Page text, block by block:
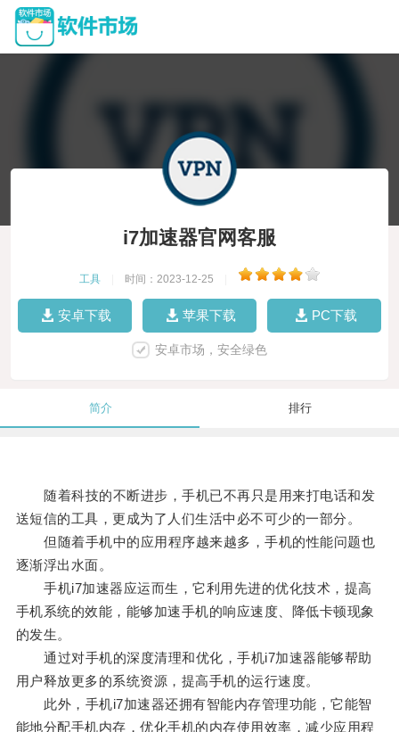
i7加速器官网客服
工具 时间：2023-12-25
安卓下载 苹果下载 PC下载
安卓市场，安全绿色
简介 排行
随着科技的不断进步，手机已不再只是用来打电话和发
送短信的工具，更成为了人们生活中必不可少的一部分。
但随着手机中的应用程序越来越多，手机的性能问题也
逐渐浮出水面。
手机i7加速器应运而生，它利用先进的优化技术，提高
手机系统的效能，能够加速手机的响应速度、降低卡顿现象
的发生。
通过对手机的深度清理和优化，手机i7加速器能够帮助
用户释放更多的系统资源，提高手机的运行速度。
此外，手机i7加速器还拥有智能内存管理功能，它能智
能地分配手机内存，优化手机的内存使用效率，减少应用程